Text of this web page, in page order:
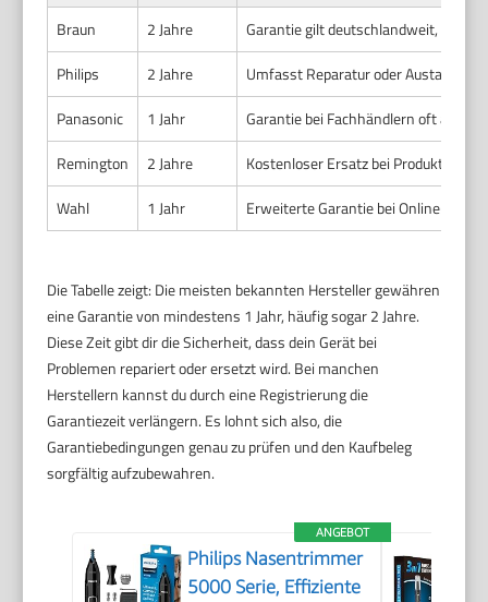
Braun
2 Jahre
Garantie gilt deutschlandweit, durch
Philips
2 Jahre
Umfasst Reparatur oder Austausch,
Panasonic
1 Jahr
Garantie bei Fachhändlern oft auf 2
Remington
2 Jahre
Kostenloser Ersatz bei
Wahl
1 Jahr Erweiterte Garantie bei Online-
Die Tabelle zeigt: Die meisten bekannten Hersteller gewähren
eine Garantie von mindestens 1 Jahr, häufig sogar 2 Jahre.
Diese Zeit gibt dir die Sicherheit, dass dein Gerät bei
Problemen repariert oder ersetzt wird. Bei manchen
Herstellern kannst du durch eine Registrierung die
Garantiezeit verlängern. Es lohnt sich also, die
Garantiebedingungen genau zu prüfen und den Kaufbeleg
sorgfältig aufzubewahren.
ANGEBOT
Philips Nasentrimmer
5000 Serie, Effiziente